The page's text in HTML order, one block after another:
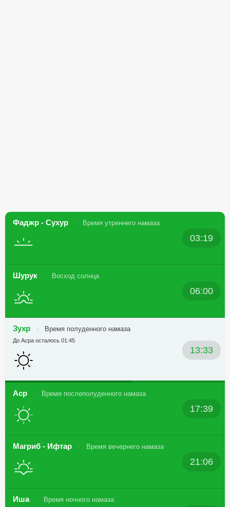
Фаджр - Сухур Время утреннего намаза
03:19
Шурук Восход солнца
06:00
Зухр Время полуденного намаза
13:33
До Асра осталось 01:45
Аср Время послеполуденного намаза
17:39
Магриб - Ифтар Время вечернего намаза
21:06
Иша Время ночного намаза